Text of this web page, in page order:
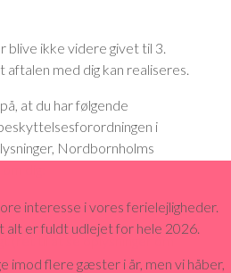
blive ikke videre givet til 3.
aftalen med dig kan realiseres.
at du har følgende
i
Nordbornholms
dig:
(ret til at se oplysninger om
interesse i vores ferielejligheder.
er fuldt udlejet for hele 2026.
imod flere gæster i år, men vi håber,